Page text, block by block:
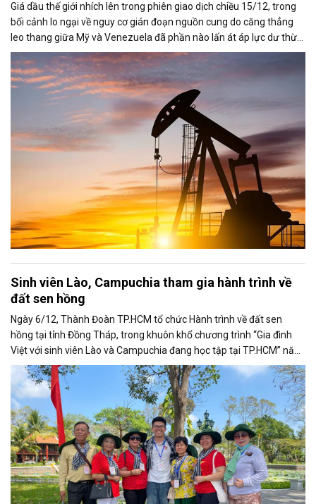
Giá dầu thế giới nhích lên trong phiên giao dịch chiều 15/12, trong
bối cảnh lo ngại về nguy cơ gián đoạn nguồn cung do căng thẳng
leo thang giữa Mỹ và Venezuela đã phần nào lấn át áp lực dư thừa
nguồn cung đang bao trùm thị trường. Cùng với đó, giới đầu tư tiếp
tục theo dõi sát diễn biến liên quan đến khả năng đạt được một
thỏa thuận hòa bình giữa Nga và Ukraine.
Sinh viên Lào, Campuchia tham gia hành trình về
đất sen hồng
Ngày 6/12, Thành Đoàn TP.HCM tổ chức Hành trình về đất sen
hồng tại tỉnh Đồng Tháp, trong khuôn khổ chương trình “Gia đình
Việt với sinh viên Lào và Campuchia đang học tập tại TP.HCM” năm
2025.